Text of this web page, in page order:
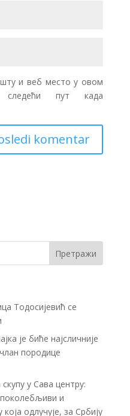
и веб место у овом
пут када
Тодосијевић се
је биће најсличније
породице
у Сава центру:
и
одлучује, за Србију